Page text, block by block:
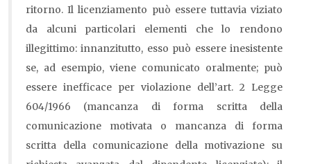
ritorno. Il licenziamento può essere tuttavia viziato
da alcuni particolari elementi che lo rendono
illegittimo: innanzitutto, esso può essere inesistente
se, ad esempio, viene comunicato oralmente; può
essere inefficace per violazione dell’art. 2 Legge
604/1966 (mancanza di forma scritta della
comunicazione motivata o mancanza di forma
scritta della comunicazione della motivazione su